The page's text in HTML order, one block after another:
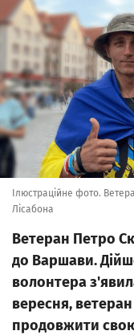
Kliknij, aby powiększyć
Ілюстраційне фото.
Лісабона
Ветеран Петро
до Варшави.
волонтера
вересня,
продовжити